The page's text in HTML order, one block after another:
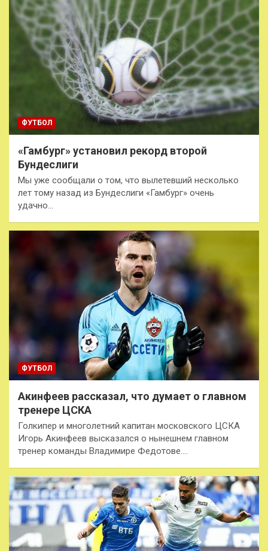
ФУТБОЛ
«Гамбург» установил рекорд второй
Бундеслиги
Мы уже сообщали о том, что вылетевший несколько
лет тому назад из Бундеслиги «Гамбург» очень
удачно…
ФУТБОЛ
Акинфеев рассказал, что думает о главном
тренере ЦСКА
Голкипер и многолетний капитан московского ЦСКА
Игорь Акинфеев высказался о нынешнем главном
тренер команды Владимире Федотове.…